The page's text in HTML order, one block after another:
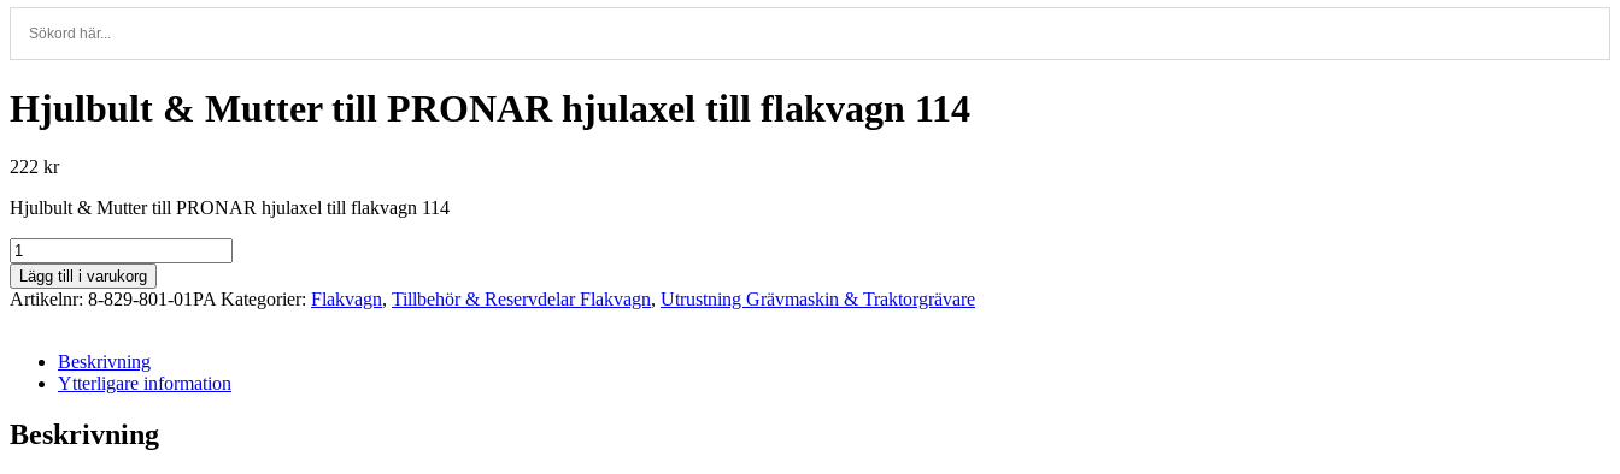
Hjulbult & Mutter till PRONAR hjulaxel till flakvagn 114
222 kr
Hjulbult & Mutter till PRONAR hjulaxel till flakvagn 114
Hjulbult
&
Mutter
till
hjulaxel
flakvagn
114
mängd
Lägg till i varukorg
Artikelnr: 8-829-801-01PA Kategorier: Flakvagn, Tillbehör & Reservdelar Flakvagn, Utrustning Grävmaskin & Traktorgrävare
Beskrivning
Ytterligare information
Beskrivning